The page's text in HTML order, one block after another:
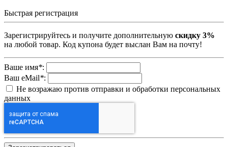
Быстрая регистрация
Зарегистрируйтесь и получите дополнительную скидку 3%
на любой товар. Код купона будет выслан Вам на почту!
Ваше имя*:
Ваш eMail*:
Не возражаю против отправки и обработки персональных
данных